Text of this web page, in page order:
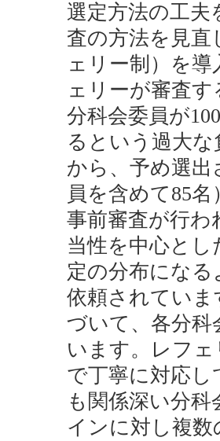
選定方法の工
査の方法を見
ェリー制）を
ェリーが審査
分科会委員が
るという過大
から、予め選出
員を含めて85
事前審査が行わ
当性を中心と
定の分布にな
依頼されてい
づいて、各分科
います。レフ
で丁寧に対応し
も関係深い分
インに対し複